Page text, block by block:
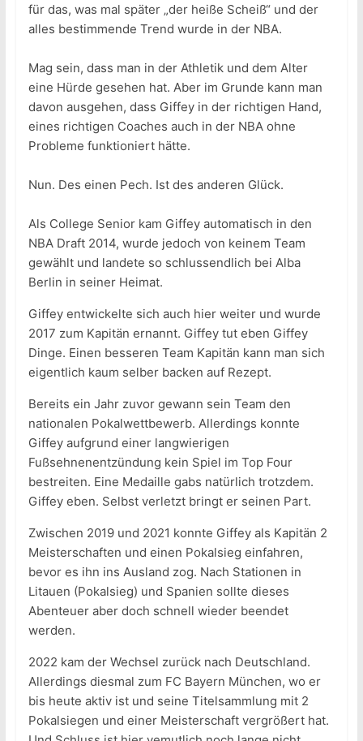
für das, was mal später „der heiße Scheiß“ und der
alles bestimmende Trend wurde in der NBA.
Mag sein, dass man in der Athletik und dem Alter
eine Hürde gesehen hat. Aber im Grunde kann man
davon ausgehen, dass Giffey in der richtigen Hand,
eines richtigen Coaches auch in der NBA ohne
Probleme funktioniert hätte.
Nun. Des einen Pech. Ist des anderen Glück.
Als College Senior kam Giffey automatisch in den
NBA Draft 2014, wurde jedoch von keinem Team
gewählt und landete so schlussendlich bei Alba
Berlin in seiner Heimat.
Giffey entwickelte sich auch hier weiter und wurde
2017 zum Kapitän ernannt. Giffey tut eben Giffey
Dinge. Einen besseren Team Kapitän kann man sich
eigentlich kaum selber backen auf Rezept.
Bereits ein Jahr zuvor gewann sein Team den
nationalen Pokalwettbewerb. Allerdings konnte
Giffey aufgrund einer langwierigen
Fußsehnenentzündung kein Spiel im Top Four
bestreiten. Eine Medaille gabs natürlich trotzdem.
Giffey eben. Selbst verletzt bringt er seinen Part.
Zwischen 2019 und 2021 konnte Giffey als Kapitän 2
Meisterschaften und einen Pokalsieg einfahren,
bevor es ihn ins Ausland zog. Nach Stationen in
Litauen (Pokalsieg) und Spanien sollte dieses
Abenteuer aber doch schnell wieder beendet
werden.
2022 kam der Wechsel zurück nach Deutschland.
Allerdings diesmal zum FC Bayern München, wo er
bis heute aktiv ist und seine Titelsammlung mit 2
Pokalsiegen und einer Meisterschaft vergrößert hat.